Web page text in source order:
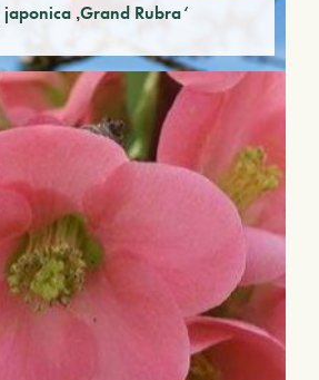
japonica ‚Grand Rubra‘